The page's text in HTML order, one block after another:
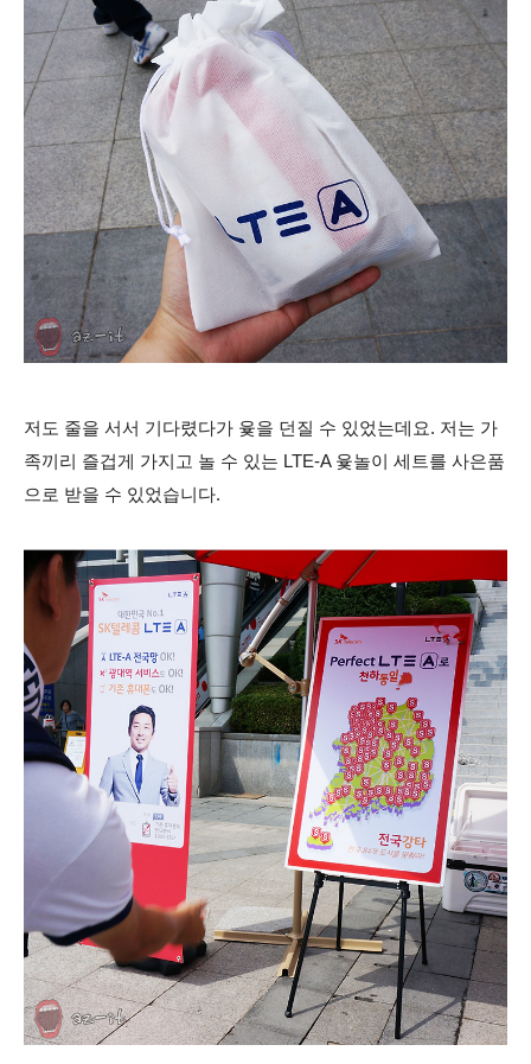
저도 줄을 서서 기다렸다가 윷을 던질 수 있었는데요. 저는 가
족끼리 즐겁게 가지고 놀 수 있는 LTE-A 윷놀이 세트를 사은품
으로 받을 수 있었습니다.